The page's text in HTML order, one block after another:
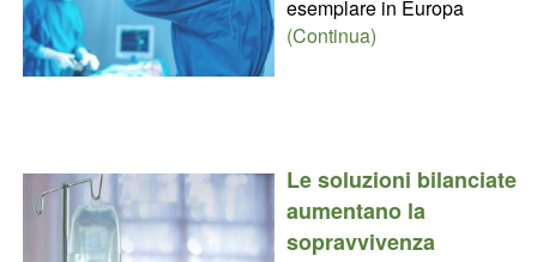
esemplare in Europa
(Continua)
Le soluzioni bilanciate
aumentano la
sopravvivenza